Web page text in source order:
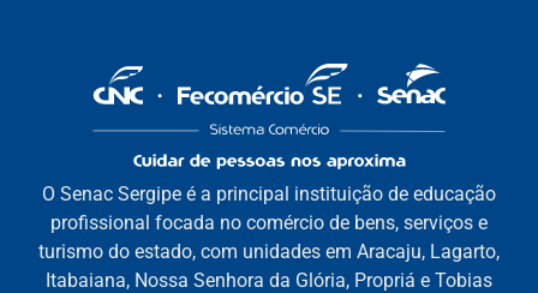
O Senac Sergipe é a principal instituição de educação
profissional focada no comércio de bens, serviços e
turismo do estado, com unidades em Aracaju, Lagarto,
Itabaiana, Nossa Senhora da Glória, Propriá e Tobias